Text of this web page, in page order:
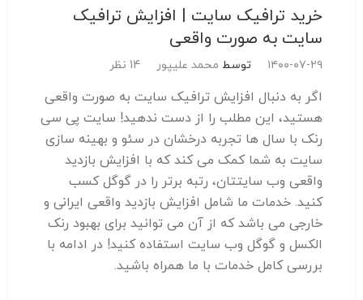
خرید ترافیک سایت | افزایش ترافیک
سایت به صورت واقعی
۱۴۰۰-۰۷-۲۹ توسط محمد علیپور 14 نظر
اگر به دنبال افزایش ترافیک سایت به صورت واقعی
هستید، این مطلب را از دست ندهید! سایت پی سی
رنک با سال ها تجربه درخشان در سئو و بهینه سازی
سایت به شما کمک می کند که با افزایش بازدید
واقعی وب سایتتان، رتبه برتر را در گوگل کسب
کنید. خدمات ما شامل افزایش بازدید واقعی ایرانی و
خارجی می باشد که از آن می توانید برای بهبود رنک
الکسل و گوگل وب سایت استفاده کنید! در ادامه با
بررسی کامل خدمات با ما همراه باشید.